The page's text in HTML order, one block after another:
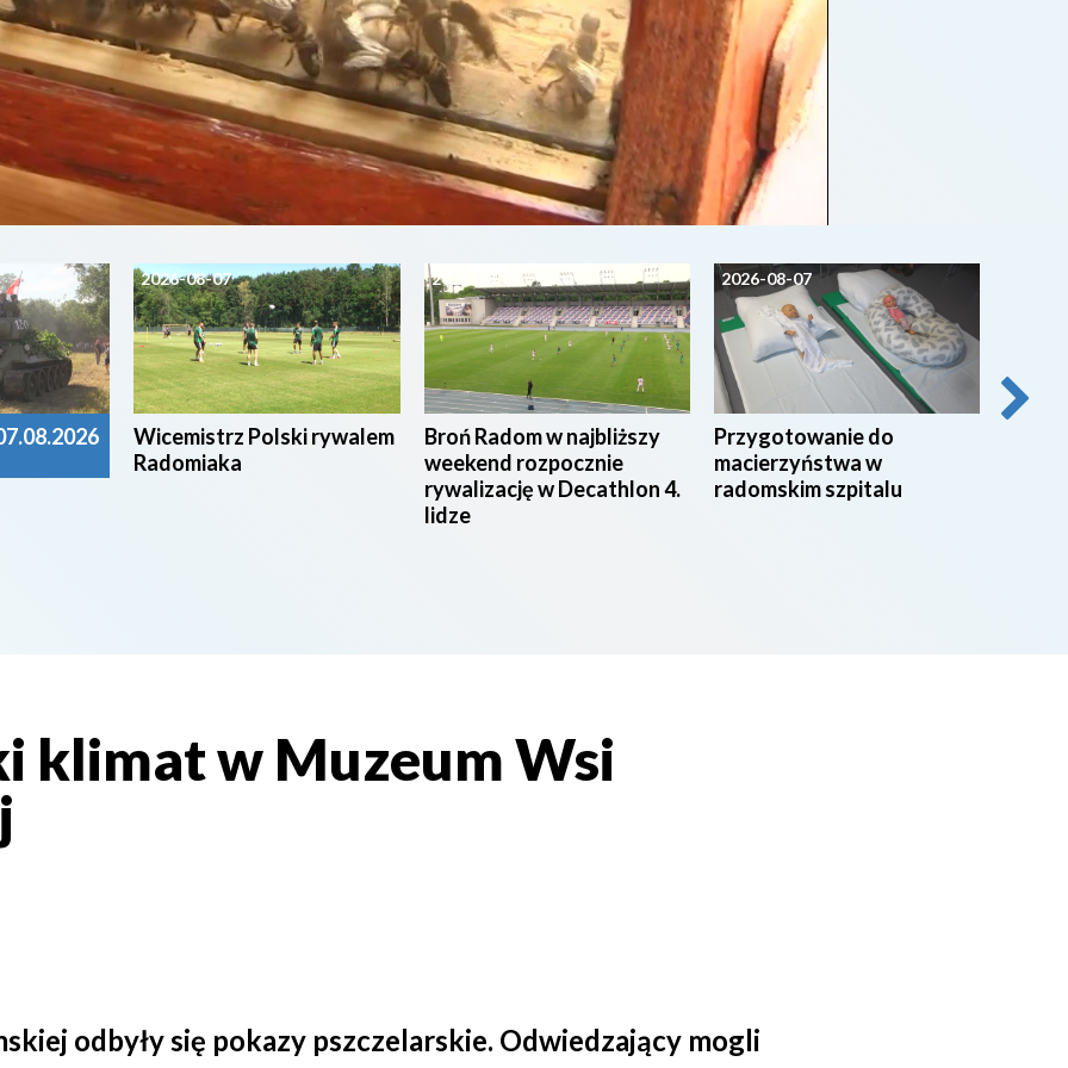
2026-08-07
Wicemistrz Polski rywalem
Radomiaka
2026-08-07
Broń Radom w najbliższy
weekend rozpocznie
rywalizację w Decathlon 4.
lidze
2026-08-07
Przygotowanie do
macierzyństwa w
radomskim szpitalu
klimat w Muzeum Wsi
odbyły się pokazy pszczelarskie. Odwiedzający mogli